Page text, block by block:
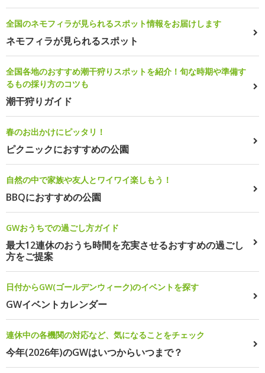
全国のネモフィラが見られるスポット情報をお届けします
ネモフィラが見られるスポット
全国各地のおすすめ潮干狩りスポットを紹介！旬な時期や準備す
るもの採り方のコツも
潮干狩りガイド
春のお出かけにピッタリ！
ピクニックにおすすめの公園
自然の中で家族や友人とワイワイ楽しもう！
BBQにおすすめの公園
GWおうちでの過ごし方ガイド
最大12連休のおうち時間を充実させるおすすめの過ごし
方をご提案
日付からGW(ゴールデンウィーク)のイベントを探す
GWイベントカレンダー
連休中の各機関の対応など、気になることをチェック
今年(2026年)のGWはいつからいつまで？